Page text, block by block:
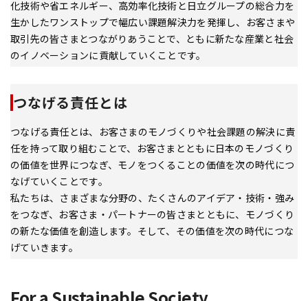
化技術や省エネルギー、高効率化技術と日立グループの総合力を
生かしたワンストップで幅広い課題解決力を発揮し、お客さま
取引先の皆さまとつながりあうことで、ともに新たな産業と社会
のイノベーションに貢献していくことです。
つなげる責任とは
つなげる責任とは、お客さまのモノづくりや社会課題の解決に責
任を持って取り組むことで、お客さまとともに日本のモノづくり
の価値を世界につなぎ、モノをつくることの価値を次の時代につ
なげていくことです。
私たちは、さまざまな分野の、たくさんのアイデア・技術・強み
をつなぎ、お客さま・パートナーの皆さまとともに、モノづくり
の新たな価値を創造します。そして、その価値を次の時代につな
げていきます。